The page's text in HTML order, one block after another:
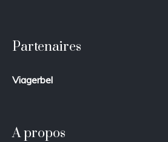
Partenaires
Viagerbel
A propos